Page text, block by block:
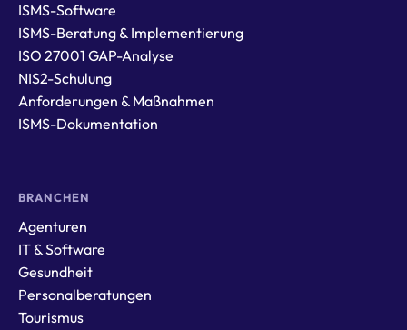
ISMS-Software
ISMS-Beratung & Implementierung
ISO 27001 GAP-Analyse
NIS2-Schulung
Anforderungen & Maßnahmen
ISMS-Dokumentation
BRANCHEN
Agenturen
IT & Software
Gesundheit
Personalberatungen
Tourismus